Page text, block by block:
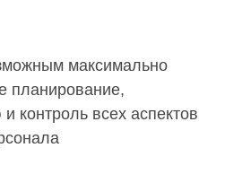
максимально
планирование,
контроль всех аспектов